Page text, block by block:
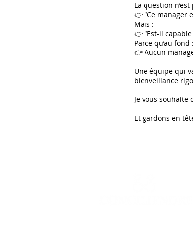
La question n’est
👉 “Ce manager
Mais :
👉 “Est-il
Parce qu’au fond :
👉 Aucun
Une équipe qui
bienveillance
Je vous souhaite
Et gardons en